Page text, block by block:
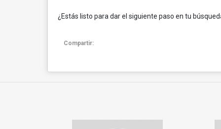
¿Estás listo para dar el siguiente paso en tu
Compartir: